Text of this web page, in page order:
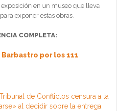
en un museo que lleva
exponer estas obras.
COMPLETA:
por los 111
de Conflictos censura a la
al decidir sobre la entrega